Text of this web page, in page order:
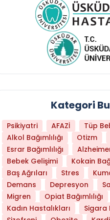
Daha Az Protein
Kategori
Psikiyatri AFAZİ
Tüp
Alkol Bağımlılığı
Otizm
Esrar Bağımlılığı
Bebek Gelişimi
Kokain
Baş Ağrıları
Stres
Demans
Depresyon
Migren
Opiat Bağımlılığı
Kadın Hastalıkları
Sigara